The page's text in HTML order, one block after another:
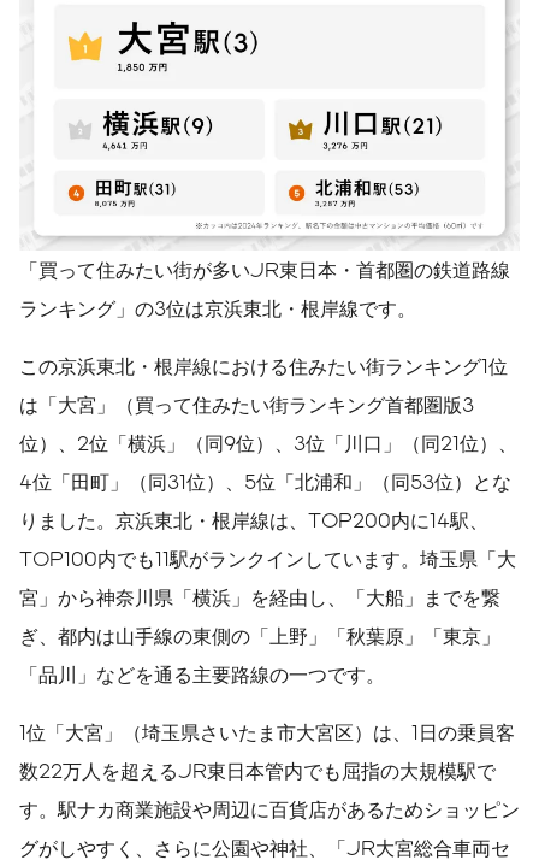
「買って住みたい街が多いJR東日本・首都圏の鉄道路線
ランキング」の3位は京浜東北・根岸線です。
この京浜東北・根岸線における住みたい街ランキング1位
は「大宮」（買って住みたい街ランキング首都圏版3
位）、2位「横浜」（同9位）、3位「川口」（同21位）、
4位「田町」（同31位）、5位「北浦和」（同53位）とな
りました。京浜東北・根岸線は、TOP200内に14駅、
TOP100内でも11駅がランクインしています。埼玉県「大
宮」から神奈川県「横浜」を経由し、「大船」までを繋
ぎ、都内は山手線の東側の「上野」「秋葉原」「東京」
「品川」などを通る主要路線の一つです。
1位「大宮」（埼玉県さいたま市大宮区）は、1日の乗員客
数22万人を超えるJR東日本管内でも屈指の大規模駅で
す。駅ナカ商業施設や周辺に百貨店があるためショッピン
グがしやすく、さらに公園や神社、「JR大宮総合車両セ